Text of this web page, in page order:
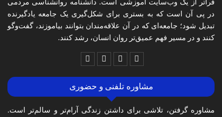
فراتر از یک وب‌سایت آموزشی است. دانشنامه روانشناسی مردمی
در پی آن است که به بستری برای شکل‌گیری یک جامعه یادگیرنده
تبدیل شود؛ جامعه‌ای که در آن علاقه‌مندان بتوانند بیاموزند، گفت‌وگو
کنند و در مسیر فهم عمیق‌تر روان انسان، رشد کنند.
مشاوره تلفنی و حضوری
مشاوره گرفتن، تلاشی برای داشتن زندگی آرام‌تر و سالم‌تر است.